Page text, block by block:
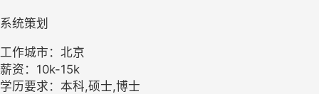
系统策划
工作城市：北京
薪资：10k-15k
学历要求：本科,硕士,博士